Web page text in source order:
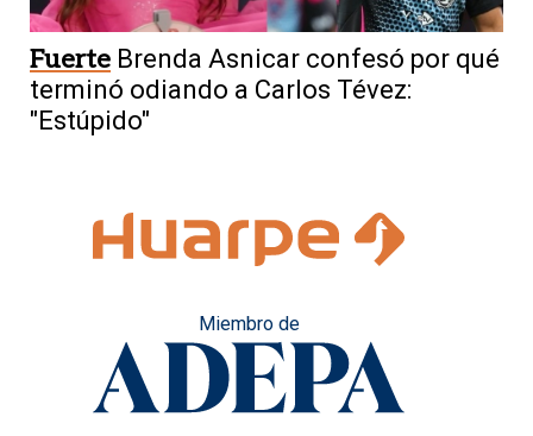
Fuerte Brenda Asnicar confesó por qué
terminó odiando a Carlos Tévez:
"Estúpido"
Miembro de